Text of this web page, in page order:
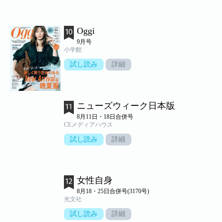
Oggi
9月号
小学館
試し読み 詳細
ニューズウィーク日本版
8月11日・18日合併号
CEメディアハウス
試し読み 詳細
女性自身
8月18・25日合併号(3170号)
光文社
試し読み 詳細